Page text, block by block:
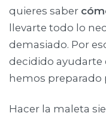
quieres saber
llevarte todo lo
demasiado. Por
decidido ayudarte
hemos preparado
Hacer la maleta